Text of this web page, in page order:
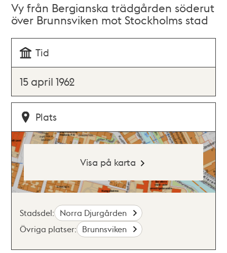
Vy från Bergianska trädgården söderut
över Brunnsviken mot Stockholms stad
Tid
15 april 1962
Plats
Visa på karta
Stadsdel: Norra Djurgården
Övriga platser: Brunnsviken